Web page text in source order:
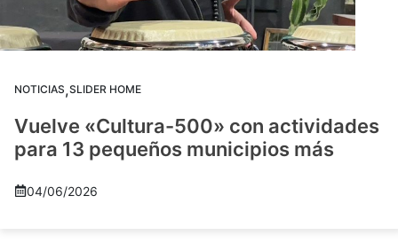
NOTICIAS,SLIDER HOME
Vuelve «Cultura-500» con actividades
para 13 pequeños municipios más
04/06/2026